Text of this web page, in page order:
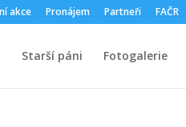
akce Pronájem Partneři FAČR
Starší páni Fotogalerie